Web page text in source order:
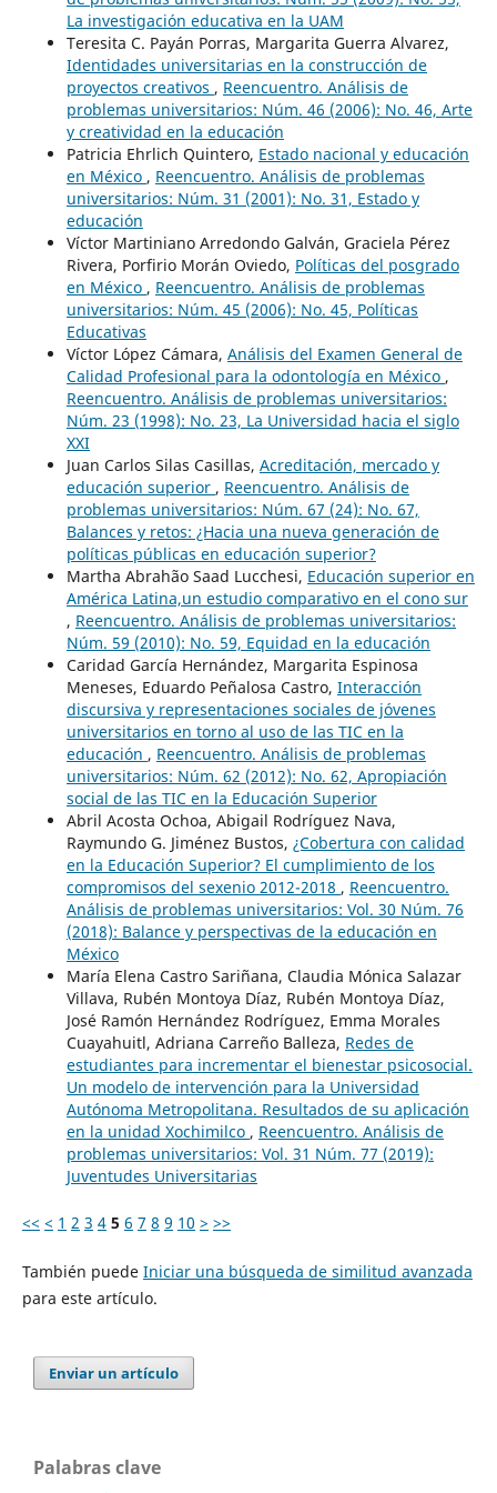
La investigación educativa en la UAM
Teresita C. Payán Porras, Margarita Guerra Alvarez,
Identidades universitarias en la construcción de
proyectos creativos , Reencuentro. Análisis de
problemas universitarios: Núm. 46 (2006): No. 46, Arte
y creatividad en la educación
Patricia Ehrlich Quintero, Estado nacional y educación
en México , Reencuentro. Análisis de problemas
universitarios: Núm. 31 (2001): No. 31, Estado y
educación
Víctor Martiniano Arredondo Galván, Graciela Pérez
Rivera, Porfirio Morán Oviedo, Políticas del posgrado
en México , Reencuentro. Análisis de problemas
universitarios: Núm. 45 (2006): No. 45, Políticas
Educativas
Víctor López Cámara, Análisis del Examen General de
Calidad Profesional para la odontología en México ,
Reencuentro. Análisis de problemas universitarios:
Núm. 23 (1998): No. 23, La Universidad hacia el siglo
XXI
Juan Carlos Silas Casillas, Acreditación, mercado y
educación superior , Reencuentro. Análisis de
problemas universitarios: Núm. 67 (24): No. 67,
Balances y retos: ¿Hacia una nueva generación de
políticas públicas en educación superior?
Martha Abrahão Saad Lucchesi, Educación superior en
América Latina,un estudio comparativo en el cono sur
, Reencuentro. Análisis de problemas universitarios:
Núm. 59 (2010): No. 59, Equidad en la educación
Caridad García Hernández, Margarita Espinosa
Meneses, Eduardo Peñalosa Castro, Interacción
discursiva y representaciones sociales de jóvenes
universitarios en torno al uso de las TIC en la
educación , Reencuentro. Análisis de problemas
universitarios: Núm. 62 (2012): No. 62, Apropiación
social de las TIC en la Educación Superior
Abril Acosta Ochoa, Abigail Rodríguez Nava,
Raymundo G. Jiménez Bustos, ¿Cobertura con calidad
en la Educación Superior? El cumplimiento de los
compromisos del sexenio 2012-2018 , Reencuentro.
Análisis de problemas universitarios: Vol. 30 Núm. 76
(2018): Balance y perspectivas de la educación en
México
María Elena Castro Sariñana, Claudia Mónica Salazar
Villava, Rubén Montoya Díaz, Rubén Montoya Díaz,
José Ramón Hernández Rodríguez, Emma Morales
Cuayahuitl, Adriana Carreño Balleza, Redes de
estudiantes para incrementar el bienestar psicosocial.
Un modelo de intervención para la Universidad
Autónoma Metropolitana. Resultados de su aplicación
en la unidad Xochimilco , Reencuentro. Análisis de
problemas universitarios: Vol. 31 Núm. 77 (2019):
Juventudes Universitarias
<< < 1 2 3 4 5 6 7 8 9 10 > >>
También puede Iniciar una búsqueda de similitud avanzada
para este artículo.
Enviar un artículo
Palabras clave